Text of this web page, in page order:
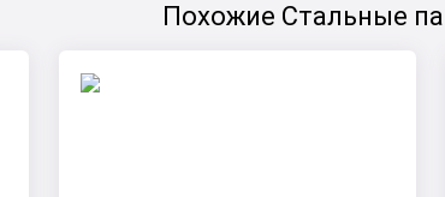
Похожие Стальные